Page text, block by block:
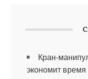
Кран-
экономит время